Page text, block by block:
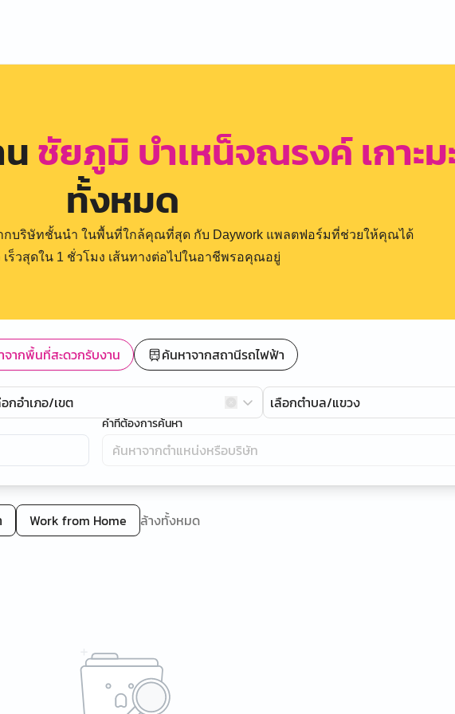
ชัยภูมิ บำเหน็จณรงค์ เกาะม
ทั้งหมด
บริษัทชั้นนำ ในพื้นที่ใกล้คุณที่สุด กับ Daywork แพลตฟอร์มที่ช่วยให้คุณได้
เร็วสุดใน 1 ชั่วโมง เส้นทางต่อไปในอาชีพรอคุณอยู่
จากพื้นที่สะดวกรับงาน ค้นหาจากสถานีรถไฟฟ้า
อกอำเภอ/เขต เลือกตำบล/แขวง
คำที่ต้องการค้นหา
Work from Home ล้างทั้งหมด